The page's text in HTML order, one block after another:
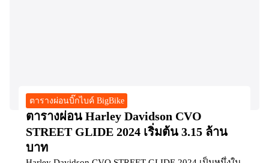
ตารางผ่อนบิ๊กไบค์ BigBike
ตารางผ่อน Harley Davidson CVO
STREET GLIDE 2024 เริ่มต้น 3.15 ล้าน
บาท